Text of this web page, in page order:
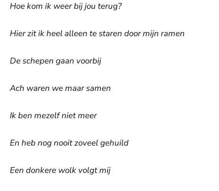
Hoe kom ik weer bij jou terug?
Hier zit ik heel alleen te staren door mijn ramen
De schepen gaan voorbij
Ach waren we maar samen
Ik ben mezelf niet meer
En heb nog nooit zoveel gehuild
Een donkere wolk volgt mij